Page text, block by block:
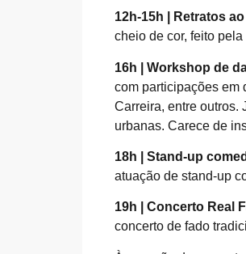
12h-15h | Retratos
cheio de cor, feito
16h | Workshop de
com participações em
Carreira, entre outros.
urbanas. Carece de
18h | Stand-up
atuação de stand-up
19h | Concerto Real
concerto de fado